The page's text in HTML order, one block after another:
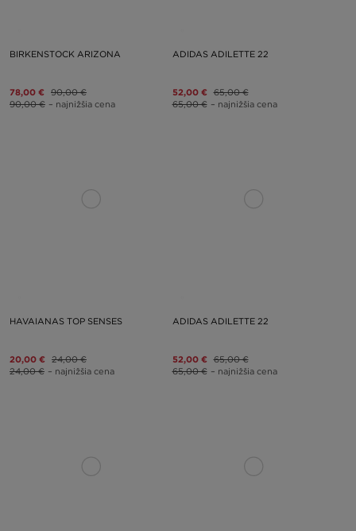
BIRKENSTOCK ARIZONA
78,00 € 90,00 €
90,00 € – najnižšia cena
ADIDAS ADILETTE 22
52,00 € 65,00 €
65,00 € – najnižšia cena
HAVAIANAS TOP SENSES
20,00 € 24,00 €
24,00 € – najnižšia cena
ADIDAS ADILETTE 22
52,00 € 65,00 €
65,00 € – najnižšia cena